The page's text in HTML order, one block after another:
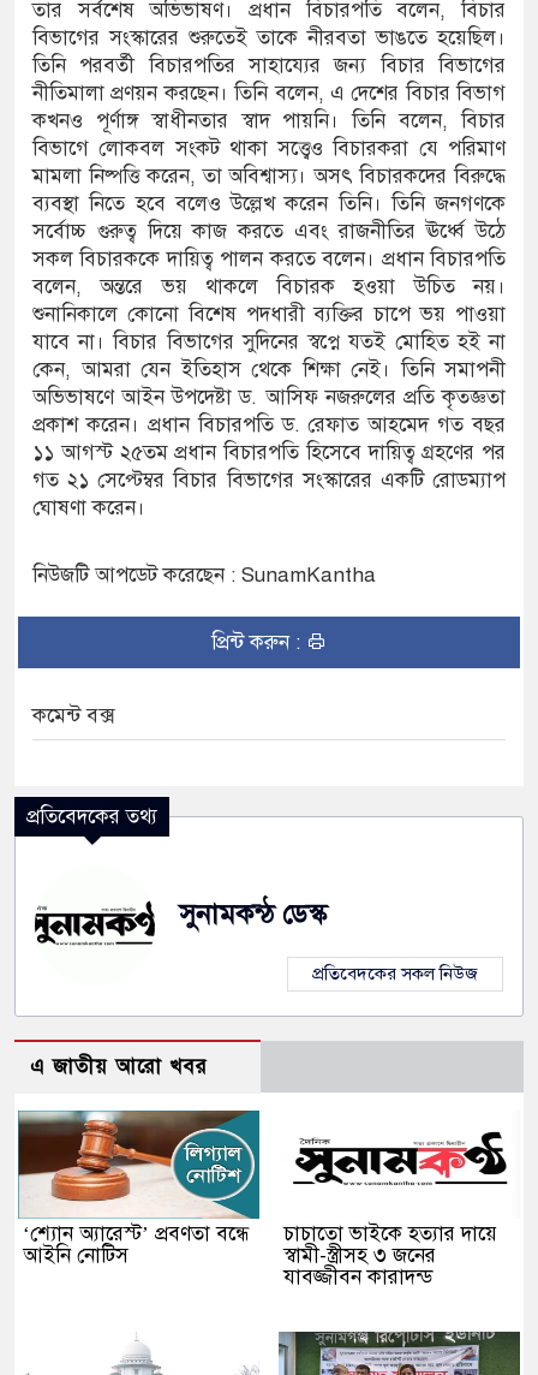
বুথ ও সেল্ফ সার্ভিস সেন্টারের উদ্বোধন
প্রশাসন
ও স্বত্ব ফেরতের দাবি
ঝুঁকি, নিরাপদ নৌযান এখনো অধরা
প্রাথমিক বিদ্যালয়ে নেই প্রধান
নিহত ২, নিখোঁজ ২, ভবানীপুরে শোকের
সংবাদ সম্মেলন, নিরাপত্তা ও সুষ্ঠু
তার সর্বশেষ অভিভাষণ। প্রধান বিচারপতি বলেন, বিচার
বিভাগের সংস্কারের শুরুতেই তাকে নীরবতা ভাঙতে হয়েছিল।
তিনি পরবর্তী বিচারপতির সাহায্যের জন্য বিচার বিভাগের
নীতিমালা প্রণয়ন করছেন। তিনি বলেন, এ দেশের বিচার বিভাগ
কখনও পূর্ণাঙ্গ স্বাধীনতার স্বাদ পায়নি। তিনি বলেন, বিচার
বিভাগে লোকবল সংকট থাকা সত্ত্বেও বিচারকরা যে পরিমাণ
মামলা নিষ্পত্তি করেন, তা অবিশ্বাস্য। অসৎ বিচারকদের বিরুদ্ধে
ব্যবস্থা নিতে হবে বলেও উল্লেখ করেন তিনি। তিনি জনগণকে
সর্বোচ্চ গুরুত্ব দিয়ে কাজ করতে এবং রাজনীতির ঊর্ধ্বে উঠে
সকল বিচারককে দায়িত্ব পালন করতে বলেন। প্রধান বিচারপতি
বলেন, অন্তরে ভয় থাকলে বিচারক হওয়া উচিত নয়।
শুনানিকালে কোনো বিশেষ পদধারী ব্যক্তির চাপে ভয় পাওয়া
যাবে না। বিচার বিভাগের সুদিনের স্বপ্নে যতই মোহিত হই না
কেন, আমরা যেন ইতিহাস থেকে শিক্ষা নেই। তিনি সমাপনী
অভিভাষণে আইন উপদেষ্টা ড. আসিফ নজরুলের প্রতি কৃতজ্ঞতা
প্রকাশ করেন। প্রধান বিচারপতি ড. রেফাত আহমেদ গত বছর
১১ আগস্ট ২৫তম প্রধান বিচারপতি হিসেবে দায়িত্ব গ্রহণের পর
গত ২১ সেপ্টেম্বর বিচার বিভাগের সংস্কারের একটি রোডম্যাপ
ঘোষণা করেন।
নিউজটি আপডেট করেছেন : SunamKantha
প্রিন্ট করুন :
কমেন্ট বক্স
প্রতিবেদকের তথ্য
সুনামকন্ঠ ডেস্ক
প্রতিবেদকের সকল নিউজ
এ জাতীয় আরো খবর
‘শ্যোন অ্যারেস্ট’ প্রবণতা বন্ধে
আইনি নোটিস
চাচাতো ভাইকে হত্যার দায়ে
স্বামী-স্ত্রীসহ ৩ জনের
যাবজ্জীবন কারাদন্ড